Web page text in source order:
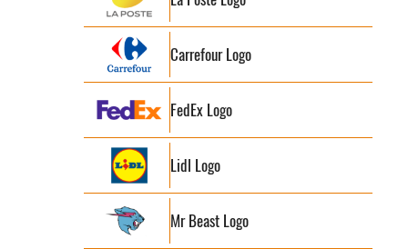
Carrefour Logo
FedEx Logo
Lidl Logo
Mr Beast Logo